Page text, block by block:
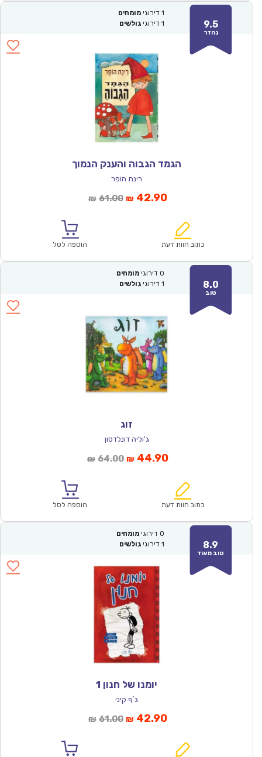
9.5
נהדר
1 דירוגי מומחים
1 דירוגי גולשים
הגמד הגבוה והענק הנמוך
רינת הופר
₪ 61.00המחיר
₪61.00.
₪ 42.90המחיר
הוא:
כתוב חוות דעת הוספה לסל
8.0
טוב
0 דירוגי מומחים
1 דירוגי גולשים
זוג
ג'וליה דונלדסון
₪ 64.00המחיר
₪64.00.
₪ 44.90המחיר
הוא:
כתוב חוות דעת הוספה לסל
8.9
טוב מאוד
0 דירוגי מומחים
1 דירוגי גולשים
יומנו של חנון 1
ג`ף קיני
₪ 61.00המחיר
₪ 42.90המחיר
הוא: